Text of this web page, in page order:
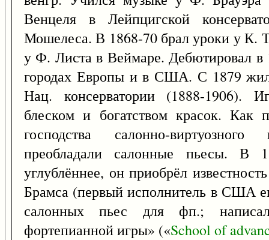
Венцеля в Лейпцигской
Мошелеса. В 1868-70 брал уроки у К.
у Ф. Листа в Веймаре. Дебютировал в
городах Европы и в США. С 1879
Нац. консерватории (1888-1906).
блеском и богатством красок. Как
господства салонно-
преобладали салонные пьесы. В
углублённее, он приобрёл
Брамса (первый исполнитель в США
салонных пьес для фп.;
фортепианной игры» («School of